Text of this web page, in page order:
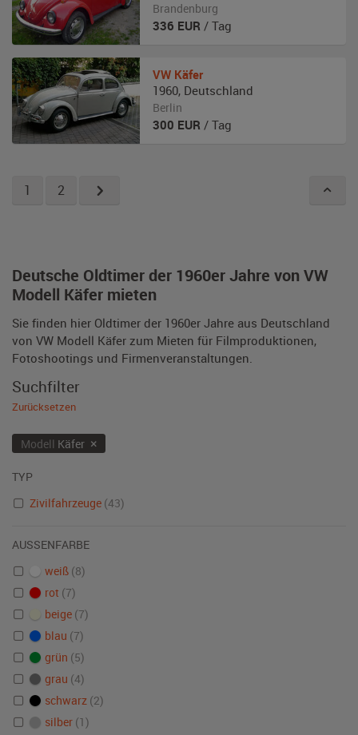
Deutsche Oldtimer der 1960er Jahre von VW
Modell Käfer mieten
Sie finden hier Oldtimer der 1960er Jahre aus Deutschland
von VW Modell Käfer zum Mieten für Filmproduktionen,
Fotoshootings und Firmenveranstaltungen.
Brandenburg
336 EUR / Tag
VW Käfer
1960, Deutschland
Berlin
300 EUR / Tag
1 2
Suchfilter
Zurücksetzen
Modell Käfer ×
TYP
Zivilfahrzeuge (43)
AUSSENFARBE
weiß (8)
rot (7)
beige (7)
blau (7)
grün (5)
grau (4)
schwarz (2)
silber (1)